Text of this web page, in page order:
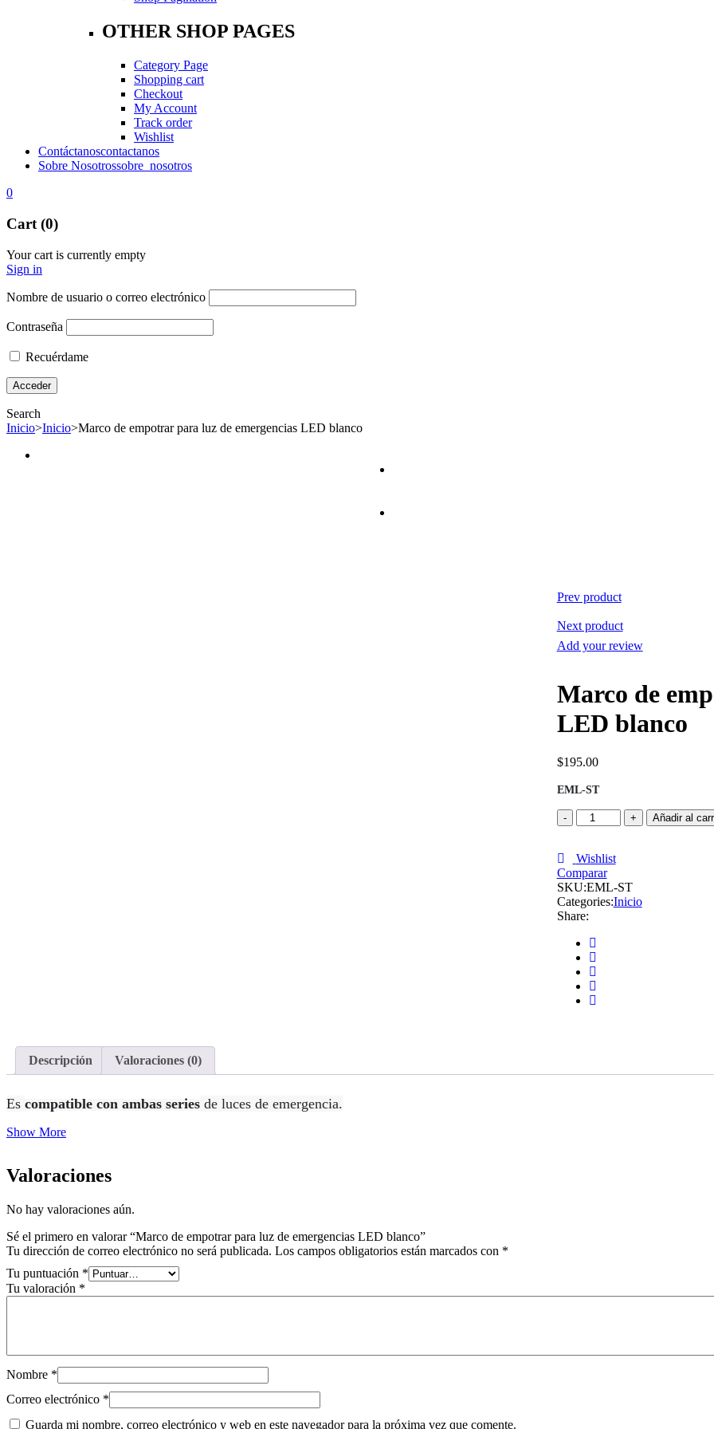
OTHER SHOP PAGES
Category Page
Shopping cart
Checkout
My Account
Track order
Wishlist
Contáctanoscontactanos
Sobre Nosotrossobre_nosotros
0
Cart (0)
Your cart is currently empty
Sign in
Nombre de usuario o correo electrónico
Contraseña
Recuérdame
Search
Inicio>Inicio>Marco de empotrar para luz de emergencias LED blanco
Prev product
Next product
Add your review
Marco de
LED blanco
$195.00
EML-ST
Marco
de
para
luz
de
emergencias
LED
cantidad
Añadir al
Wishlist
Comparar
SKU:EML-ST
Categories:Inicio
Share:
Descripción Valoraciones (0)
Es compatible con ambas series de luces de emergencia.
Show More
Valoraciones
No hay valoraciones aún.
Sé el primero en valorar “Marco de empotrar para luz de emergencias LED blanco”
Tu dirección de correo electrónico no será publicada. Los campos obligatorios están marcados con *
Tu puntuación *
Tu valoración *
Nombre *
Correo electrónico *
Guarda mi nombre, correo electrónico y web en este navegador para la próxima vez que comente.